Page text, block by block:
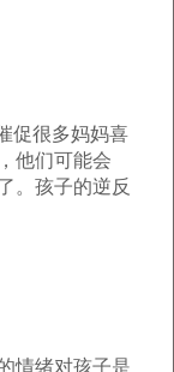
促很多妈妈喜
他们可能会
。孩子的逆反
情绪对孩子是